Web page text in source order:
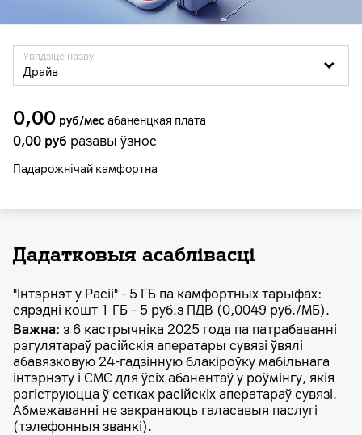
Драйв
Увядзіце назву
0,00 руб/мес абаненцкая плата
0,00 руб разавы ўзнос
Падарожнiчай камфортна
Дадатковыя асаблівасці
"Інтэрнэт у Расіі" - 5 ГБ па камфортных тарыфах:
сярэдні кошт 1 ГБ – 5 руб.з ПДВ (0,0049 руб./МБ).
Важна: з 6 кастрычніка 2025 года па патрабаванні
рэгулятараў расійскія аператары сувязі ўвялі
абавязковую 24-гадзінную блакіроўку мабільнага
інтэрнэту і СМС для ўсіх абанентаў у роўмінгу, якія
рэгіструюцца ў сетках расійскіх аператараў сувязі.
Абмежаванні не закранаюць галасавыя паслугі
(тэлефонныя званкі).